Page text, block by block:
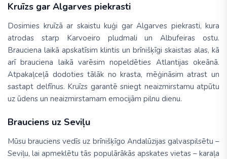
Kruīzs gar Algarves piekrasti
Dosimies kruīzā ar skaistu kuģi gar Algarves piekrasti, kura
atrodas starp Karvoeiro pludmali un Albufeiras ostu.
Brauciena laikā apskatīsim klintis un brīnišķīgi skaistas alas, kā
arī brauciena laikā varēsim nopeldēties Atlantijas okeānā.
Atpakaļceļā dodoties tālāk no krasta, mēģināsim atrast un
sastapt delfīnus. Kruīzs garantē sniegt neaizmirstamu atpūtu
uz ūdens un neaizmirstamam emocijām pilnu dienu.
Brauciens uz Seviļu
Mūsu brauciens vedīs uz brīnišķīgo Andalūzijas galvaspilsētu –
Seviļu, lai apmeklētu tās populārākās apskates vietas – karaļa